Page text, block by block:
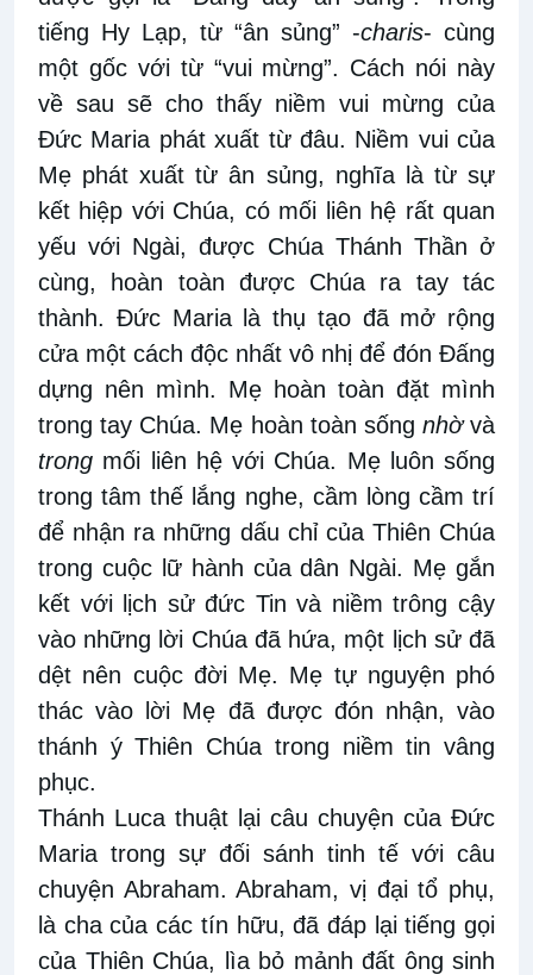
tiếng Hy Lạp, từ “ân sủng” -charis- cùng
một gốc với từ “vui mừng”. Cách nói này
về sau sẽ cho thấy niềm vui mừng của
Đức Maria phát xuất từ đâu. Niềm vui của
Mẹ phát xuất từ ân sủng, nghĩa là từ sự
kết hiệp với Chúa, có mối liên hệ rất quan
yếu với Ngài, được Chúa Thánh Thần ở
cùng, hoàn toàn được Chúa ra tay tác
thành. Đức Maria là thụ tạo đã mở rộng
cửa một cách độc nhất vô nhị để đón Đấng
dựng nên mình. Mẹ hoàn toàn đặt mình
trong tay Chúa. Mẹ hoàn toàn sống nhờvà
trong mối liên hệ với Chúa. Mẹ luôn sống
trong tâm thế lắng nghe, cầm lòng cầm trí
để nhận ra những dấu chỉ của Thiên Chúa
trong cuộc lữ hành của dân Ngài. Mẹ gắn
kết với lịch sử đức Tin và niềm trông cậy
vào những lời Chúa đã hứa, một lịch sử đã
dệt nên cuộc đời Mẹ. Mẹ tự nguyện phó
thác vào lời Mẹ đã được đón nhận, vào
thánh ý Thiên Chúa trong niềm tin vâng
phục.
Thánh Luca thuật lại câu chuyện của Đức
Maria trong sự đối sánh tinh tế với câu
chuyện Abraham. Abraham, vị đại tổ phụ,
là cha của các tín hữu, đã đáp lại tiếng gọi
của Thiên Chúa, lìa bỏ mảnh đất ông sinh